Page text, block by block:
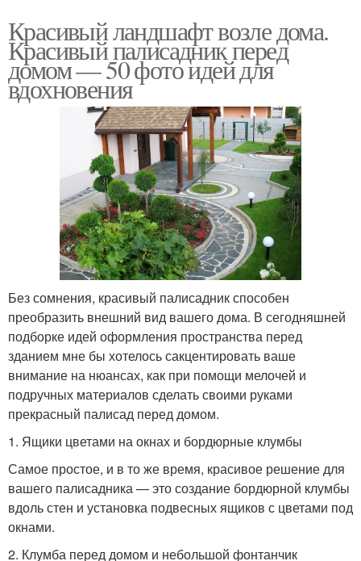
Красивый ландшафт возле дома.
Красивый палисадник перед
домом — 50 фото идей для
вдохновения
Без сомнения, красивый палисадник способен
преобразить внешний вид вашего дома. В сегодняшней
подборке идей оформления пространства перед
зданием мне бы хотелось сакцентировать ваше
внимание на нюансах, как при помощи мелочей и
подручных материалов сделать своими руками
прекрасный палисад перед домом.
1. Ящики цветами на окнах и бордюрные клумбы
Самое простое, и в то же время, красивое решение для
вашего палисадника — это создание бордюрной клумбы
вдоль стен и установка подвесных ящиков с цветами под
окнами.
2. Клумба перед домом и небольшой фонтанчик